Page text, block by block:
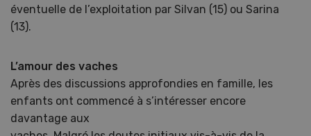
éventuelle de l’exploitation par Silvan (15) ou Sarina
(13).
L’amour des vaches
Après des discussions approfondies en famille, les
enfants ont commencé à s’intéresser encore
davantage aux